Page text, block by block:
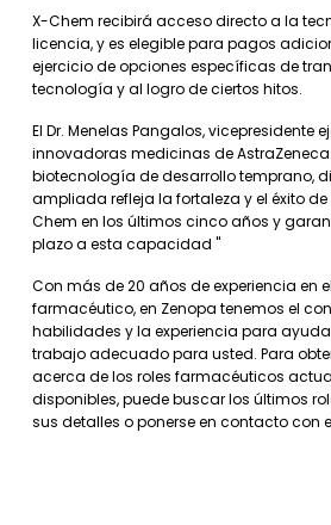
X-Chem recibirá acceso directo a la
licencia, y es elegible para pagos
ejercicio de opciones específicas de
tecnología y al logro de ciertos hitos.
El Dr. Menelas Pangalos, vicepresidente
innovadoras medicinas de
biotecnología de desarrollo temprano,
ampliada refleja la fortaleza y el éxito
Chem en los últimos cinco años y
plazo a esta capacidad "
Con más de 20 años de experiencia en
farmacéutico, en Zenopa tenemos el
habilidades y la experiencia para
trabajo adecuado para usted. Para
acerca de los roles farmacéuticos
disponibles, puede buscar los últimos
sus detalles o ponerse en contacto con